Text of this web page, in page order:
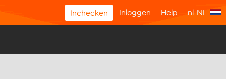
Inchecken Inloggen Help nl-NL